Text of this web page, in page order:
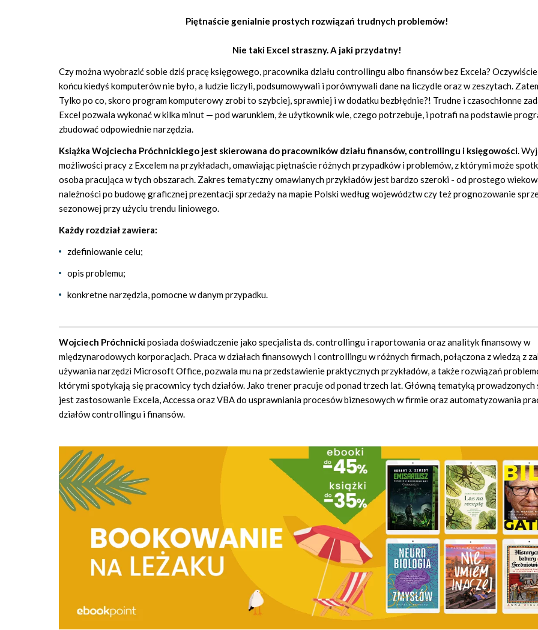
Piętnaście genialnie prostych rozwiązań trudnych problemów!
Nie taki Excel straszny. A jaki przydatny!
Czy można wyobrazić sobie dziś pracę księgowego, pracownika działu controllingu albo finansów bez Excela?
końcu kiedyś komputerów nie było, a ludzie liczyli, podsumowywali i porównywali dane na liczydle oraz w zeszytach.
Tylko po co, skoro program komputerowy zrobi to szybciej, sprawniej i w dodatku bezbłędnie?! Trudne i czasochłonne
Excel pozwala wykonać w kilka minut — pod warunkiem, że użytkownik wie, czego potrzebuje, i potrafi na podstawie
zbudować odpowiednie narzędzia.
Książka Wojciecha Próchnickiego jest skierowana do pracowników działu finansów, controllingu i księgowości.
możliwości pracy z Excelem na przykładach, omawiając piętnaście różnych przypadków i problemów, z którymi może
osoba pracująca w tych obszarach. Zakres tematyczny omawianych przykładów jest bardzo szeroki - od prostego
należności po budowę graficznej prezentacji sprzedaży na mapie Polski według województw czy też prognozowanie
sezonowej przy użyciu trendu liniowego.
Każdy rozdział zawiera:
zdefiniowanie celu;
opis problemu;
konkretne narzędzia, pomocne w danym przypadku.
Wojciech Próchnickiposiada doświadczenie jako specjalista ds. controllingu i raportowania oraz analityk finansowy w
międzynarodowych korporacjach. Praca w działach finansowych i controllingu w różnych firmach, połączona z wiedzą z
używania narzędzi Microsoft Office, pozwala mu na przedstawienie praktycznych przykładów, a także rozwiązań
którymi spotykają się pracownicy tych działów. Jako trener pracuje od ponad trzech lat. Główną tematyką prowadzonych
jest zastosowanie Excela, Accessa oraz VBA do usprawniania procesów biznesowych w firmie oraz automatyzowania
działów controllingu i finansów.